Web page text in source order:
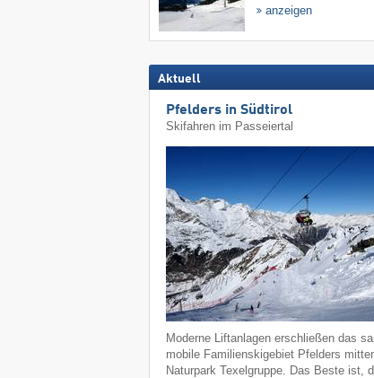
anzeigen
Aktuell
Pfelders in Südtirol
Skifahren im Passeiertal
Moderne Liftanlagen erschließen das
mobile Familienskigebiet Pfelders
Naturpark Texelgruppe. Das Beste ist,